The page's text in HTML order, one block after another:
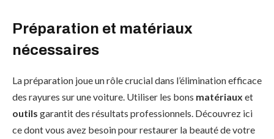
Préparation et matériaux
nécessaires
La préparation joue un rôle crucial dans l’élimination efficace
des rayures sur une voiture. Utiliser les bons matériaux et
outils garantit des résultats professionnels. Découvrez ici
ce dont vous avez besoin pour restaurer la beauté de votre